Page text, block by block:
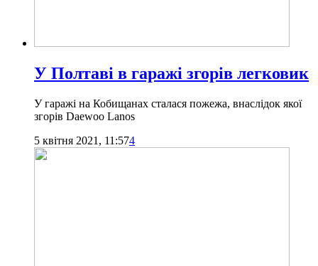
У Полтаві в гаражі згорів легковик
У гаражі на Кобищанах сталася пожежа, внаслідок якої
згорів Daewoo Lanos
5 квітня 2021, 11:574